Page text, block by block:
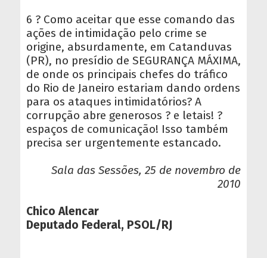
6 ? Como aceitar que esse comando das
ações de intimidação pelo crime se
origine, absurdamente, em Catanduvas
(PR), no presídio de SEGURANÇA MÁXIMA,
de onde os principais chefes do tráfico
do Rio de Janeiro estariam dando ordens
para os ataques intimidatórios? A
corrupção abre generosos ? e letais! ?
espaços de comunicação! Isso também
precisa ser urgentemente estancado.
Sala das Sessões, 25 de novembro de
2010
Chico Alencar
Deputado Federal, PSOL/RJ